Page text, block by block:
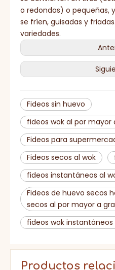
o redondas) o pequeñas,
se fríen, guisadas y
variedades.
Fideos sin huevo
fideos wok al por mayor
Fideos para
Fideos secos al wok
fideos instantáneos al
Fideos de huevo secos
secos al por mayor a
fideos wok
Productos